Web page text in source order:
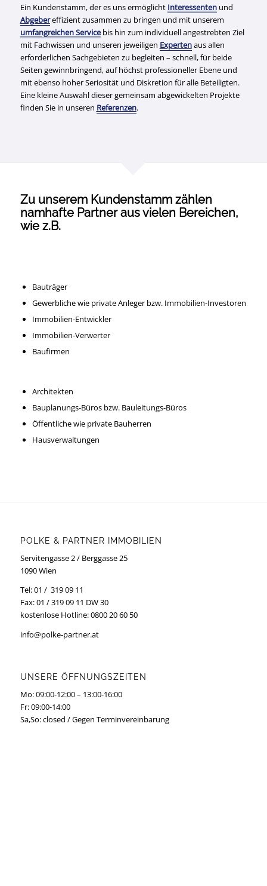
Ein Kundenstamm, der es uns ermöglicht Interessentenund
Abgebereffizient zusammen zu bringen und mit unserem
umfangreichen Servicebis hin zum individuell angestrebten Ziel
mit Fachwissen und unseren jeweiligen Expertenaus allen
erforderlichen Sachgebieten zu begleiten – schnell, für beide
Seiten gewinnbringend, auf höchst professioneller Ebene und
mit ebenso hoher Seriosität und Diskretion für alle Beteiligten.
Eine kleine Auswahl dieser gemeinsam abgewickelten Projekte
finden Sie in unseren Referenzen.
Zu unserem Kundenstamm zählen
namhafte Partner aus vielen Bereichen,
wie z.B.
Bauträger
Gewerbliche wie private Anleger bzw. Immobilien-Investoren
Immobilien-Entwickler
Immobilien-Verwerter
Baufirmen
Architekten
Bauplanungs-Büros bzw. Bauleitungs-Büros
Öffentliche wie private Bauherren
Hausverwaltungen
POLKE & PARTNER IMMOBILIEN
Servitengasse 2 / Berggasse 25
1090 Wien
Tel: 01 / 319 09 11
Fax: 01 / 319 09 11 DW 30
kostenlose Hotline:0800 20 60 50
info@polke-partner.at
UNSERE ÖFFNUNGSZEITEN
Mo: 09:00-12:00 – 13:00-16:00
Fr: 09:00-14:00
Sa,So: closed / Gegen Terminvereinbarung